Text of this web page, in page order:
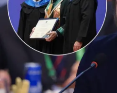
share
reactivar
economía
share